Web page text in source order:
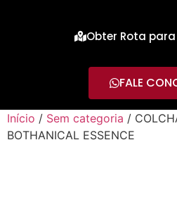
Obter Rota para
FALE
Início / Sem categoria /
BOTHANICAL ESSENCE